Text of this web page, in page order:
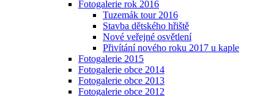
Fotogalerie rok 2016
Tuzemák tour 2016
Stavba dětského hřiště
Nové veřejné osvětlení
Přivítání nového roku 2017 u kaple
Fotogalerie 2015
Fotogalerie obce 2014
Fotogalerie obce 2013
Fotogalerie obce 2012